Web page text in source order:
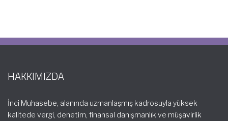
HAKKIMIZDA
İnci Muhasebe, alanında uzmanlaşmış kadrosuyla yüksek
kalitede vergi, denetim, finansal danışmanlık ve müşavirlik